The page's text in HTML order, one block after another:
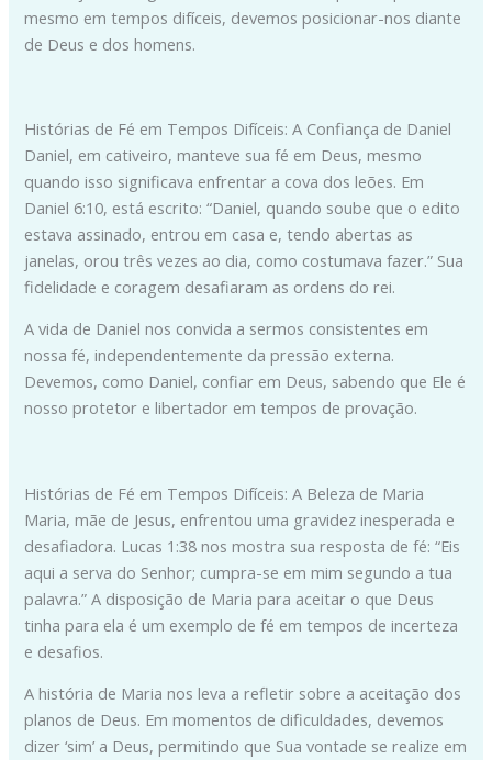
mesmo em tempos difíceis, devemos posicionar-nos diante
de Deus e dos homens.
Histórias de Fé em Tempos Difíceis: A Confiança de Daniel
Daniel, em cativeiro, manteve sua fé em Deus, mesmo
quando isso significava enfrentar a cova dos leões. Em
Daniel 6:10, está escrito: “Daniel, quando soube que o edito
estava assinado, entrou em casa e, tendo abertas as
janelas, orou três vezes ao dia, como costumava fazer.” Sua
fidelidade e coragem desafiaram as ordens do rei.
A vida de Daniel nos convida a sermos consistentes em
nossa fé, independentemente da pressão externa.
Devemos, como Daniel, confiar em Deus, sabendo que Ele é
nosso protetor e libertador em tempos de provação.
Histórias de Fé em Tempos Difíceis: A Beleza de Maria
Maria, mãe de Jesus, enfrentou uma gravidez inesperada e
desafiadora. Lucas 1:38 nos mostra sua resposta de fé: “Eis
aqui a serva do Senhor; cumpra-se em mim segundo a tua
palavra.” A disposição de Maria para aceitar o que Deus
tinha para ela é um exemplo de fé em tempos de incerteza
e desafios.
A história de Maria nos leva a refletir sobre a aceitação dos
planos de Deus. Em momentos de dificuldades, devemos
dizer ‘sim’ a Deus, permitindo que Sua vontade se realize em